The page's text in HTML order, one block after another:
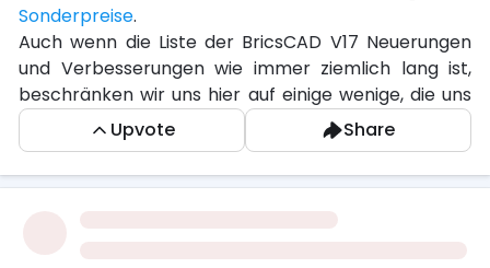
Sonderpreise.
Auch wenn die Liste der BricsCAD V17 Neuerungen
und Verbesserungen wie immer ziemlich lang ist,
beschränken wir uns hier auf einige wenige, die uns
hervorhebenswert erscheinen. Eine vollständige
Liste finden Sie im Startdialog.
Allgemein und 2D
Upvote Share